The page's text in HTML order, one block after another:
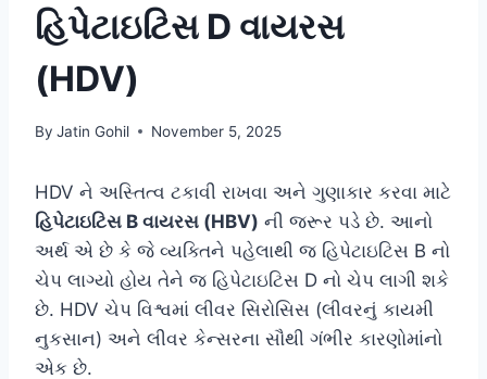
હિપેટાઇટિસ D વાયરસ
(HDV)
By Jatin Gohil November 5, 2025
HDV ને અસ્તિત્વ ટકાવી રાખવા અને ગુણાકાર કરવા માટે
હિપેટાઇટિસ B વાયરસ (HBV) ની જરૂર પડે છે. આનો
અર્થ એ છે કે જે વ્યક્તિને પહેલાથી જ હિપેટાઇટિસ B નો
ચેપ લાગ્યો હોય તેને જ હિપેટાઇટિસ D નો ચેપ લાગી શકે
છે. HDV ચેપ વિશ્વમાં લીવર સિરોસિસ (લીવરનું કાયમી
નુકસાન) અને લીવર કેન્સરના સૌથી ગંભીર કારણોમાંનો
એક છે.